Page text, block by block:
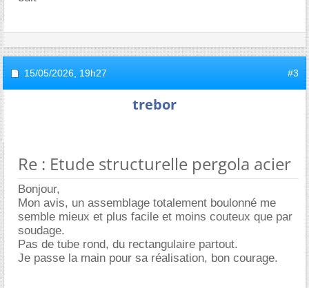
15/05/2026, 19h27 #3
trebor
Re : Etude structurelle pergola acier
Bonjour,
Mon avis, un assemblage totalement boulonné me
semble mieux et plus facile et moins couteux que par
soudage.
Pas de tube rond, du rectangulaire partout.
Je passe la main pour sa réalisation, bon courage.